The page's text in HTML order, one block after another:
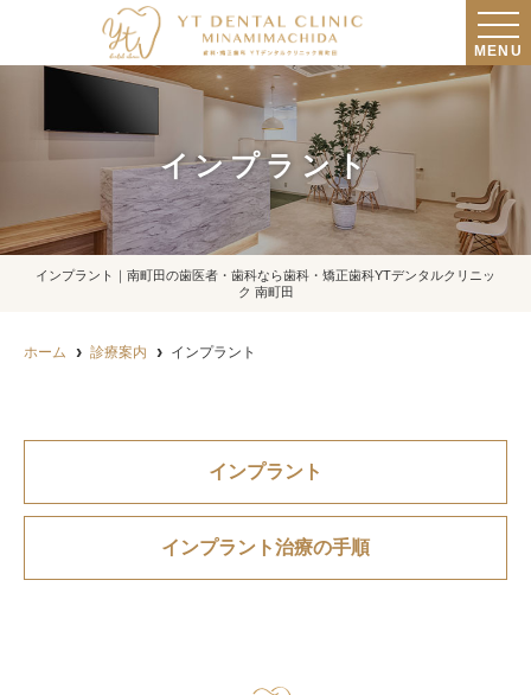
MENU
インプラント
インプラント｜南町田の歯医者・歯科なら歯科・矯正歯科YTデンタルクリニッ
ク 南町田
ホーム 診療案内 インプラント
インプラント
インプラント治療の手順